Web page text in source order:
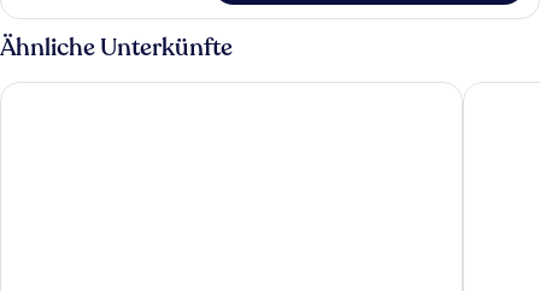
Doppel-
oder
-
Zweibettzimmer
Ähnliche Unterkünfte
Club Hotel Sunbel - All Inclusive Hotel